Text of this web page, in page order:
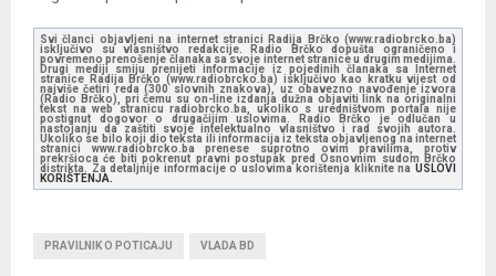
Svi članci objavljeni na internet stranici Radija Brčko (www.radiobrcko.ba)
isključivo su vlasništvo redakcije. Radio Brčko dopušta ograničeno i
povremeno prenošenje članaka sa svoje internet stranice u drugim medijima.
Drugi mediji smiju prenijeti informacije iz pojedinih članaka sa Internet
stranice Radija Brčko (www.radiobrcko.ba) isključivo kao kratku vijest od
najviše četiri reda (300 slovnih znakova), uz obavezno navođenje izvora
(Radio Brčko), pri čemu su on-line izdanja dužna objaviti link na originalni
tekst na web stranicu radiobrcko.ba, ukoliko s uredništvom portala nije
postignut dogovor o drugačijim uslovima. Radio Brčko je odlučan u
nastojanju da zaštiti svoje intelektualno vlasništvo i rad svojih autora.
Ukoliko se bilo koji dio teksta ili informacija iz teksta objavljenog na internet
stranici www.radiobrcko.ba prenese suprotno ovim pravilima, protiv
prekršioca će biti pokrenut pravni postupak pred Osnovnim sudom Brčko
distrikta. Za detaljnije informacije o uslovima korištenja kliknite na USLOVI
KORIŠTENJA.
PRAVILNIK O POTICAJU VLADA BD